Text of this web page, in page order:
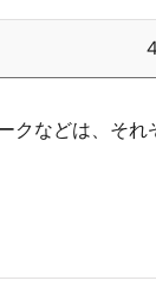
などは、それ